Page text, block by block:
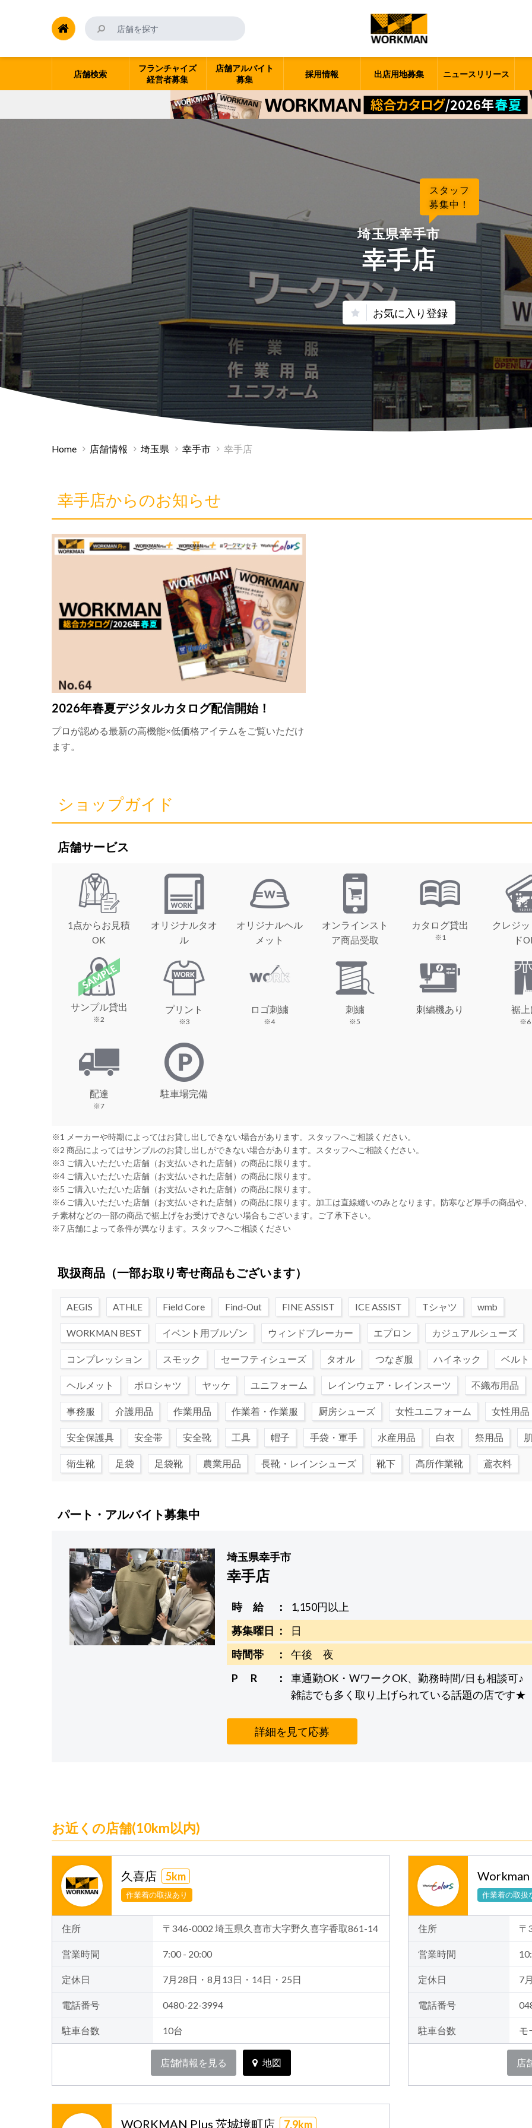
フランチャイズ
経営者募集
店舗検索
店舗アルバイト
募集
採用情報 出店用地募集 ニュースリリース
スタッフ
募集中！
埼玉県幸手市
幸手店
お気に入り登録
Home 店舗情報 埼玉県 幸手市 幸手店
幸手店からのお知らせ
2026年春夏デジタルカタログ配信開始！
プロが認める最新の高機能×低価格アイテムをご覧いただけ
ます。
ショップガイド
店舗サービス
1点からお見積
OK
オリジナルタオ
ル
オリジナルヘル
メット
オンラインスト
ア商品受取
カタログ貸出
※1
クレジ
ド
サンプル貸出
※2
プリント
※3
ロゴ刺繍
※4
刺繍
※5
刺繍機あり 裾上
※6
配達
※7
駐車場完備
※1 メーカーや時期によってはお貸し出しできない場合があります。スタッフへご相談ください。
※2 商品によってはサンプルのお貸し出しができない場合があります。スタッフへご相談ください。
※3 ご購入いただいた店舗（お支払いされた店舗）の商品に限ります。
※4 ご購入いただいた店舗（お支払いされた店舗）の商品に限ります。
※5 ご購入いただいた店舗（お支払いされた店舗）の商品に限ります。
※6 ご購入いただいた店舗（お支払いされた店舗）の商品に限ります。加工は直線縫いのみとなります。防寒など厚手の商品や
チ素材などの一部の商品で裾上げをお受けできない場合もございます。ご了承下さい。
※7 店舗によって条件が異なります。スタッフへご相談ください
取扱商品 （一部お取り寄せ商品もございます）
AEGIS ATHLE Field Core Find-Out FINE ASSIST ICE ASSIST Tシャツ wmb
WORKMAN BEST イベント用ブルゾン ウィンドブレーカー エプロン カジュアルシューズ
コンプレッション スモック セーフティシューズ タオル つなぎ服 ハイネック ベルト
ヘルメット ポロシャツ ヤッケ ユニフォーム レインウェア・レインスーツ 不織布用品
事務服 介護用品 作業用品 作業着・作業服 厨房シューズ 女性ユニフォーム 女性用品
安全保護具 安全帯 安全靴 工具 帽子 手袋・軍手 水産用品 白衣 祭用品
衛生靴 足袋 足袋靴 農業用品 長靴・レインシューズ 靴下 高所作業靴 鳶衣料
パート・アルバイト募集中
埼玉県幸手市
幸手店
時 給
1,150円以上
募集曜日
日
時間帯
午後 夜
P R
車通勤OK・WワークOK、勤務時間/日も相談可♪
雑誌でも多く取り上げられている話題の店です★
詳細を見て応募
お近くの店舗(10km以内)
久喜店 5km
作業着の取扱あり
住所 〒346-0002 埼玉県久喜市大字野久喜字香取861-14
営業時間 7:00 - 20:00
定休日 7月28日・8月13日・14日・25日
電話番号 0480-22-3994
駐車台数 10台
店舗情報を見る 地図
作業着の取扱
住所 〒
営業時間
定休日 7
電話番号
駐車台数 モ
店
WORKMAN Plus 茨城境町店 7.9km